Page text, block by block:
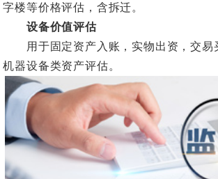
字楼等价格评估，含拆迁。
设备价值评估
用于固定资产入账，实物出资，交易
机器设备类资产评估。